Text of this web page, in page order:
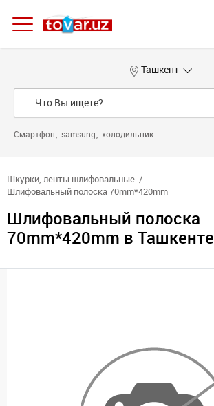
Ташкент
Смартфон samsung холодильник
Шкурки, ленты шлифовальные
Шлифовальный полоска 70mm*420mm
Шлифовальный полоска
70mm*420mm в Ташкенте